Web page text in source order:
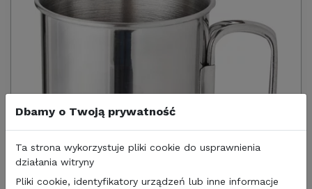
Dbamy o Twoją prywatność
Ta strona wykorzystuje pliki cookie do usprawnienia
działania witryny
Pliki cookie, identyfikatory urządzeń lub inne informacje